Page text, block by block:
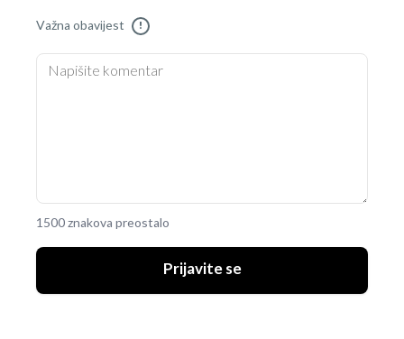
Važna obavijest !
1500 znakova preostalo
Prijavite se